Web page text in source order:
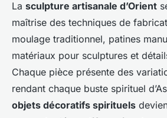
La sculpture artisanale d’Orient
maîtrise des techniques de
moulage traditionnel, patines
matériaux pour sculptures et
Chaque pièce présente des
rendant chaque buste spirituel
objets décoratifs spirituels